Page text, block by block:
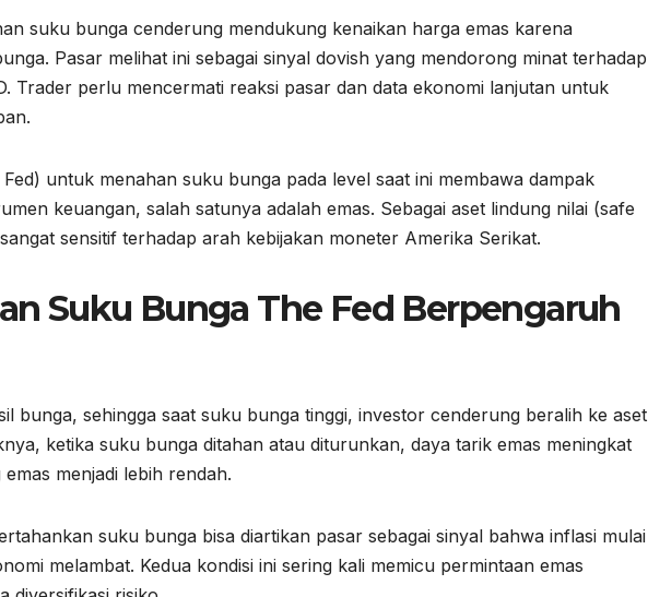
suku bunga cenderung mendukung kenaikan harga emas karena
Pasar melihat ini sebagai sinyal dovish yang mendorong minat terhadap
Trader perlu mencermati reaksi pasar dan data ekonomi lanjutan untuk
untuk menahan suku bunga pada level saat ini membawa dampak
keuangan, salah satunya adalah emas. Sebagai aset lindung nilai (safe
sensitif terhadap arah kebijakan moneter Amerika Serikat.
Suku Bunga The Fed Berpengaruh
bunga, sehingga saat suku bunga tinggi, investor cenderung beralih ke aset
ketika suku bunga ditahan atau diturunkan, daya tarik emas meningkat
menjadi lebih rendah.
suku bunga bisa diartikan pasar sebagai sinyal bahwa inflasi mulai
melambat. Kedua kondisi ini sering kali memicu permintaan emas